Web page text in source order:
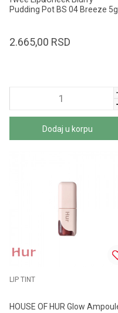
Pudding Pot BS 04 Breeze 5g
2.665,00 RSD
Dodaj u korpu
LIP TINT
HOUSE OF HUR Glow